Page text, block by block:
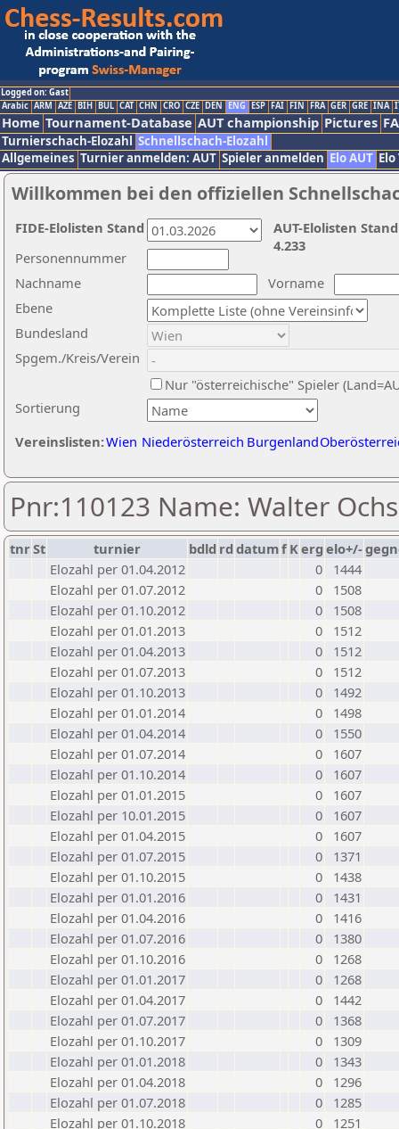
Logged on: Gast
Arabic ARM AZE BIH BUL CAT CHN CRO CZE DEN ENG ESP FAI FIN FRA GER GRE INA
Home Tournament-Database AUT championship Pictures
Turnierschach-Elozahl Schnellschach-Elozahl
Allgemeines Turnier anmelden: AUT Spieler anmelden Elo AUT
Willkommen bei den offiziellen
Nachname
Vorname
Ebene
Sortierung
Personennummer
Bundesland
Spgem./Kreis/Verein
Nur "österreichische" Spieler
Vereinslisten:Wien Niederösterreich Burgenland
AUT-Elolisten
4.233
FIDE-Elolisten Stand
Pnr:110123 Name: Walter
tnrSt turnier bdld rd datumf Kerg elo+/-
Elozahl per 01.04.2012
0
1444
Elozahl per 01.07.2012
0
1508
Elozahl per 01.10.2012
0
1508
Elozahl per 01.01.2013
0
1512
Elozahl per 01.04.2013
0
1512
Elozahl per 01.07.2013
0
1512
Elozahl per 01.10.2013
0
1492
Elozahl per 01.01.2014
0
1498
Elozahl per 01.04.2014
0
1550
Elozahl per 01.07.2014
0
1607
Elozahl per 01.10.2014
0
1607
Elozahl per 01.01.2015
0
1607
Elozahl per 10.01.2015
0
1607
Elozahl per 01.04.2015
0
1607
Elozahl per 01.07.2015
0
1371
Elozahl per 01.10.2015
0
1438
Elozahl per 01.01.2016
0
1431
Elozahl per 01.04.2016
0
1416
Elozahl per 01.07.2016
0
1380
Elozahl per 01.10.2016
0
1268
Elozahl per 01.01.2017
0
1268
Elozahl per 01.04.2017
0
1442
Elozahl per 01.07.2017
0
1368
Elozahl per 01.10.2017
0
1309
Elozahl per 01.01.2018
0
1343
Elozahl per 01.04.2018
0
1296
Elozahl per 01.07.2018
0
1285
Elozahl per 01.10.2018
0
1251